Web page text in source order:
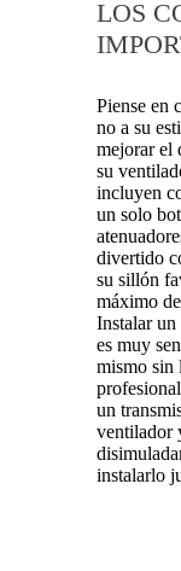
LOS
Piense en
no a su
mejorar el
su
incluyen
un solo
divertido
su sillón
máximo
Instalar
es muy
mismo sin
un
ventilador
instalarlo